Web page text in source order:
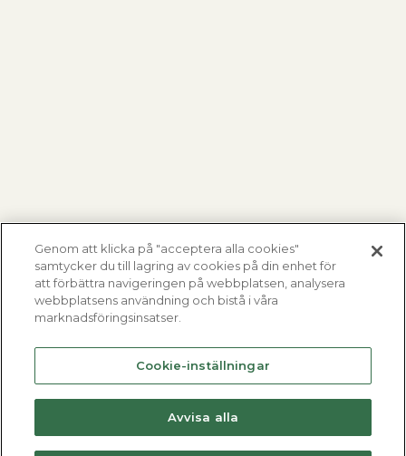
Genom att klicka på "acceptera alla cookies"
samtycker du till lagring av cookies på din enhet för
att förbättra navigeringen på webbplatsen, analysera
webbplatsens användning och bistå i våra
marknadsföringsinsatser.
Cookie-inställningar
Avvisa alla